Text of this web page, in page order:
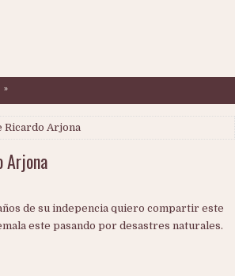
»
Ricardo Arjona
Arjona
de su indepencia quiero compartir este
este pasando por desastres naturales.